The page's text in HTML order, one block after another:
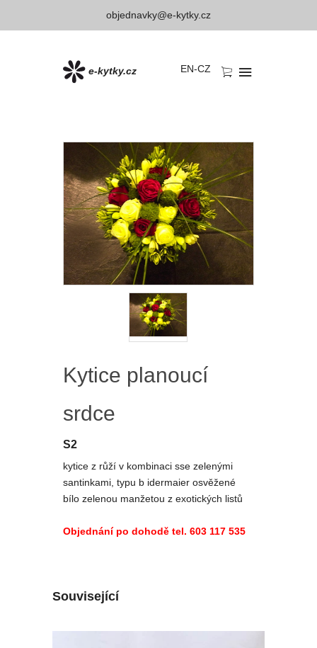
objednavky@e-kytky.cz
e-kytky.cz EN-CZ
Kytice planoucí
srdce
S2
kytice z růží v kombinaci sse zelenými
santinkami, typu b idermaier osvěžené
bílo zelenou manžetou z exotických listů
Objednání po dohodě tel. 603 117 535
Související